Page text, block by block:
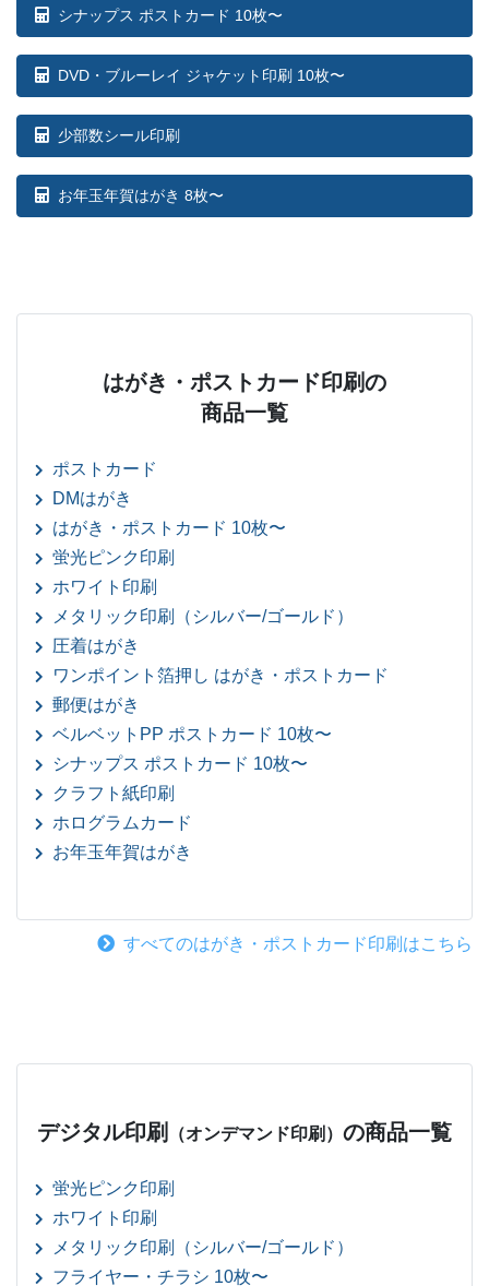
シナップス ポストカード 10枚〜
DVD・ブルーレイ ジャケット印刷 10枚〜
少部数シール印刷
お年玉年賀はがき 8枚〜
はがき・ポストカード印刷の
商品一覧
ポストカード
DMはがき
はがき・ポストカード 10枚〜
蛍光ピンク印刷
ホワイト印刷
メタリック印刷（シルバー/ゴールド）
圧着はがき
ワンポイント箔押し はがき・ポストカード
郵便はがき
ベルベットPP ポストカード 10枚〜
シナップス ポストカード 10枚〜
クラフト紙印刷
ホログラムカード
お年玉年賀はがき
すべてのはがき・ポストカード印刷はこちら
デジタル印刷 （オンデマンド印刷） の商品一覧
蛍光ピンク印刷
ホワイト印刷
メタリック印刷（シルバー/ゴールド）
フライヤー・チラシ 10枚〜